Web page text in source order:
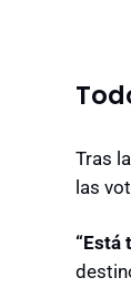
Tras
las
“Está